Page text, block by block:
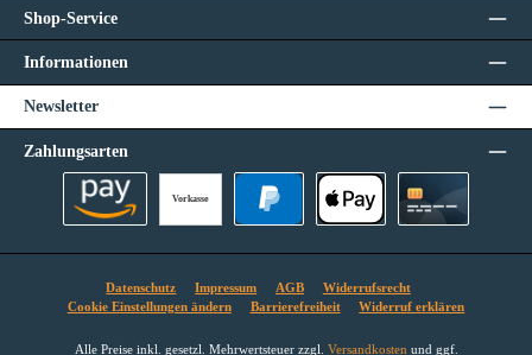
Shop-Service
Informationen
Newsletter
Zahlungsarten
Vorkasse
Datenschutz Impressum AGB
Widerrufsrecht
Cookie Einstellungen ändern
Barrierefreiheit Widerruf erklären
Alle Preise inkl. gesetzl. Mehrwertsteuer zzgl. Versandkosten und ggf.